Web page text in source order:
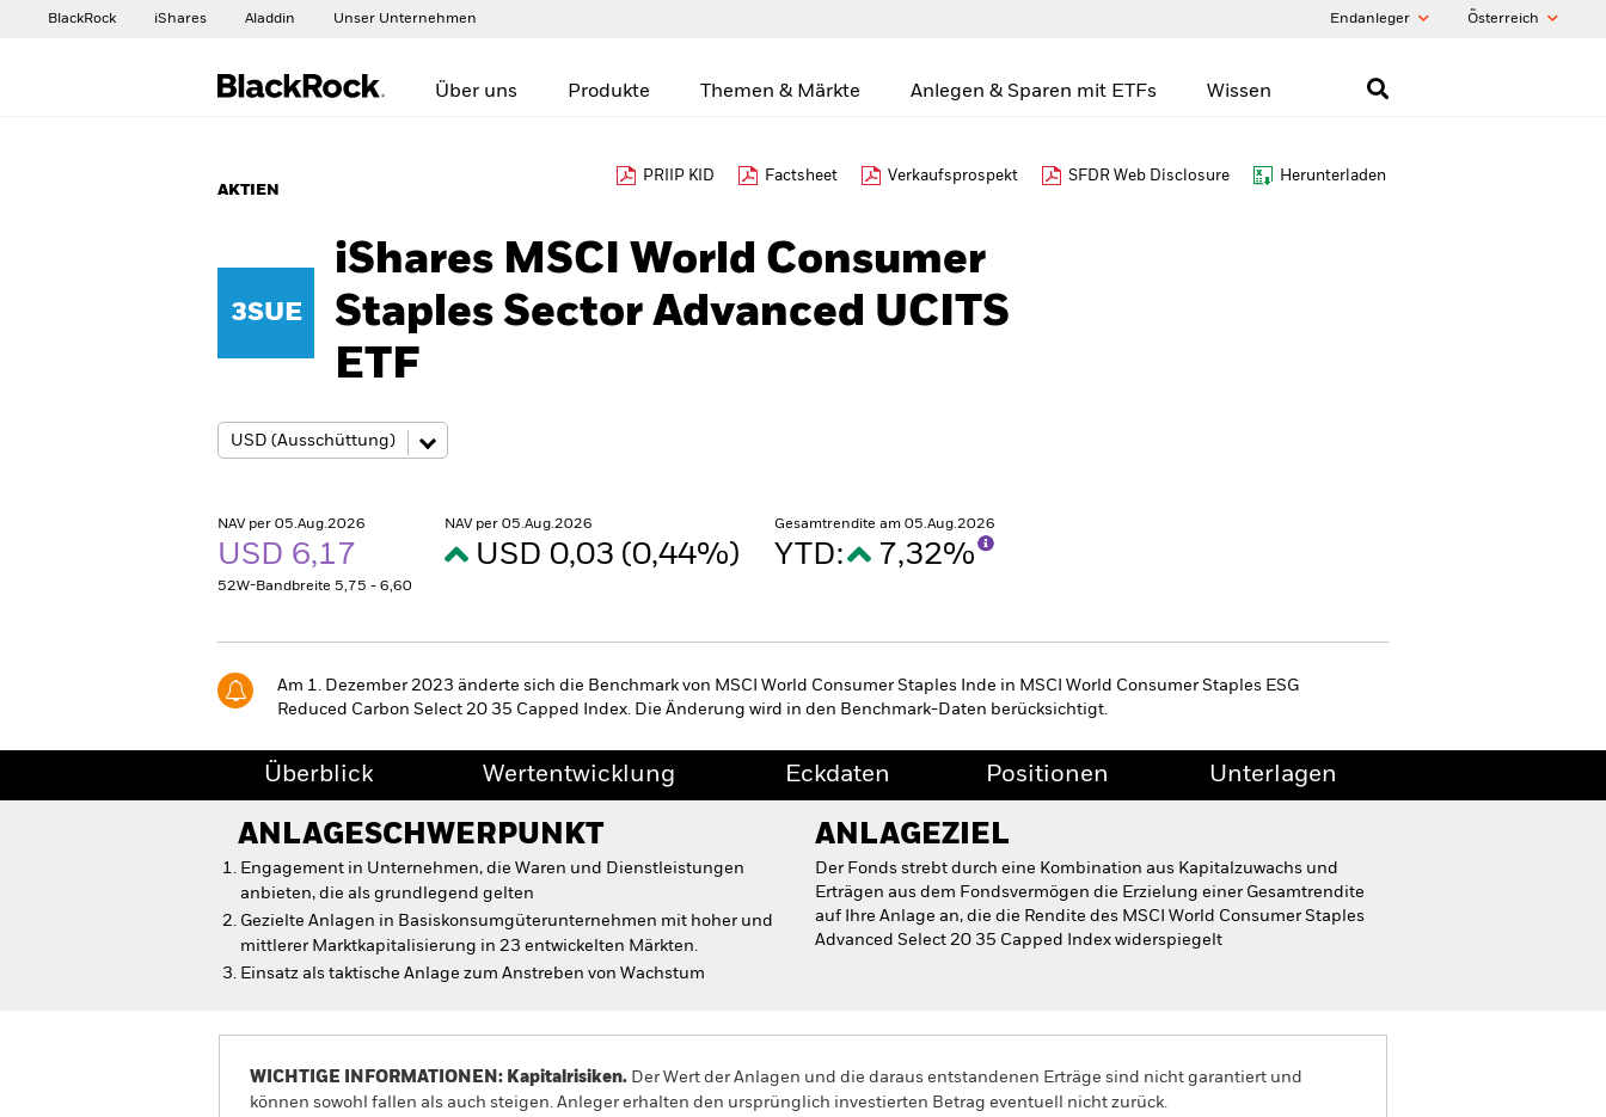
BlackRock iShares Aladdin Unser Unternehmen Endanleger Õsterreich
Über uns Produkte Themen & Märkte Anlegen & Sparen mit ETFs Wissen
AKTIEN
PRIIP KID Factsheet Verkaufsprospekt SFDR Web Disclosure Herunterladen
3SUE
iShares MSCI World Consumer
Staples Sector Advanced UCITS
ETF
NAV per 05.Aug.2026
USD 6,17
52W-Bandbreite 5,75 - 6,60
NAV per 05.Aug.2026
USD 0,03 (0,44%)
Gesamtrendite am 05.Aug.2026
YTD: 7,32%
Am 1. Dezember 2023 änderte sich die Benchmark von MSCI World Consumer Staples Inde in MSCI World Consumer Staples ESG
Reduced Carbon Select 20 35 Capped Index. Die Änderung wird in den Benchmark-Daten berücksichtigt.
Überblick Wertentwicklung Eckdaten Positionen Unterlagen
ANLAGESCHWERPUNKT
Engagement in Unternehmen, die Waren und Dienstleistungen
anbieten, die als grundlegend gelten
Gezielte Anlagen in Basiskonsumgüterunternehmen mit hoher und
mittlerer Marktkapitalisierung in 23 entwickelten Märkten.
Einsatz als taktische Anlage zum Anstreben von Wachstum
ANLAGEZIEL
Der Fonds strebt durch eine Kombination aus Kapitalzuwachs und
Erträgen aus dem Fondsvermögen die Erzielung einer Gesamtrendite
auf Ihre Anlage an, die die Rendite des MSCI World Consumer Staples
Advanced Select 20 35 Capped Index widerspiegelt
WICHTIGE INFORMATIONEN: Kapitalrisiken. Der Wert der Anlagen und die daraus entstandenen Erträge sind nicht garantiert und
können sowohl fallen als auch steigen. Anleger erhalten den ursprünglich investierten Betrag eventuell nicht zurück.